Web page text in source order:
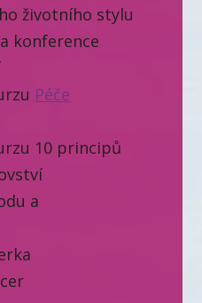
životního stylu
konference
Péče
10 principů
a